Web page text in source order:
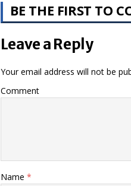
BE THE FIRST TO
Leave a Reply
Your email address will not be
Comment
Name *